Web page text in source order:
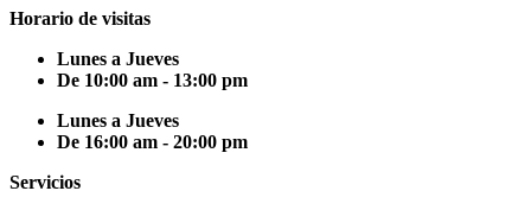
Horario de visitas
Lunes a Jueves
De 10:00 am - 13:00 pm
Lunes a Jueves
De 16:00 am - 20:00 pm
Servicios